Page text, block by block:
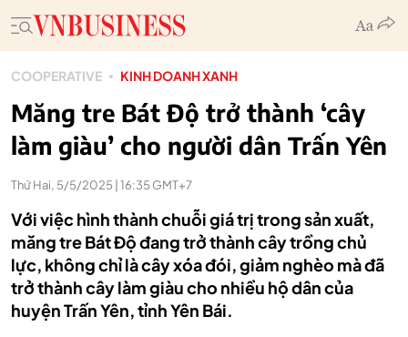
COOPERATIVE KINH DOANH XANH
Măng tre Bát Độ trở thành ‘cây
làm giàu’ cho người dân Trấn Yên
Thứ Hai, 5/5/2025 | 16:35 GMT+7
Với việc hình thành chuỗi giá trị trong sản xuất,
măng tre Bát Độ đang trở thành cây trồng chủ
lực, không chỉ là cây xóa đói, giảm nghèo mà đã
trở thành cây làm giàu cho nhiều hộ dân của
huyện Trấn Yên, tỉnh Yên Bái.